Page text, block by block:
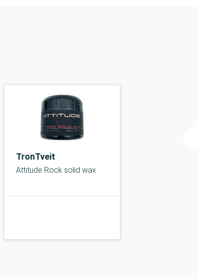
TronTveit
Attitude Rock solid wax